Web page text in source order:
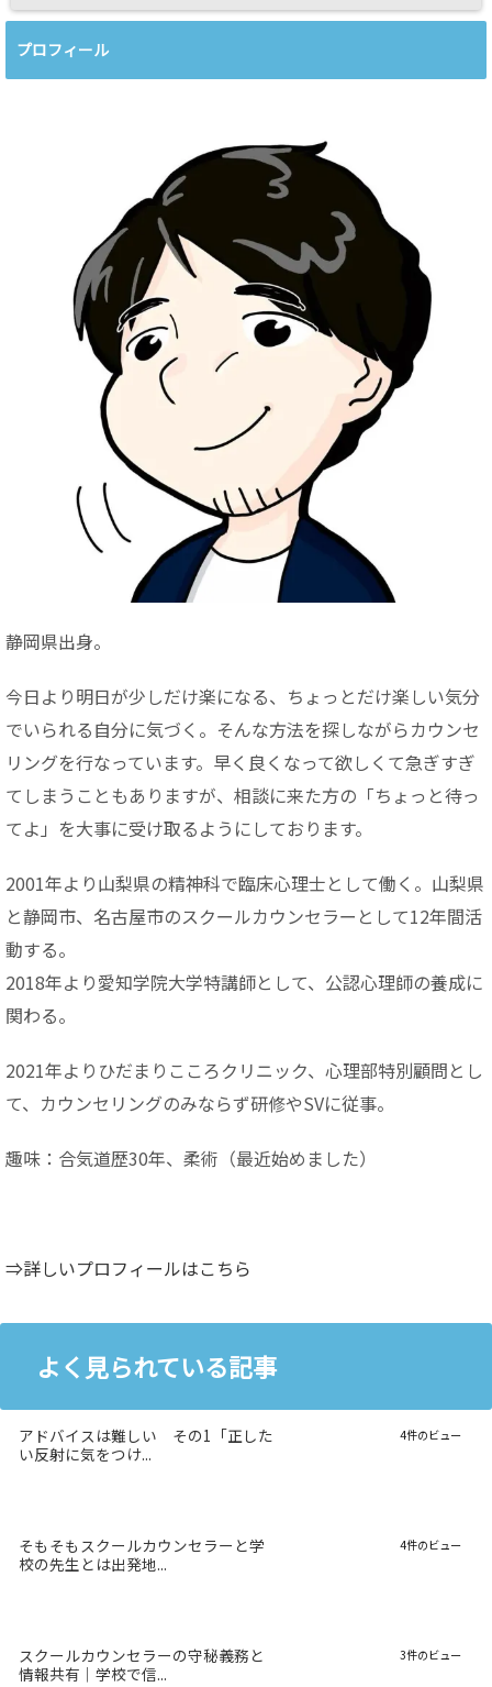
プロフィール
静岡県出身。
今日より明日が少しだけ楽になる、ちょっとだけ楽しい気分
でいられる自分に気づく。そんな方法を探しながらカウンセ
リングを行なっています。早く良くなって欲しくて急ぎすぎ
てしまうこともありますが、相談に来た方の「ちょっと待っ
てよ」を大事に受け取るようにしております。
2001年より山梨県の精神科で臨床心理士として働く。山梨県
と静岡市、名古屋市のスクールカウンセラーとして12年間活
動する。
2018年より愛知学院大学特講師として、公認心理師の養成に
関わる。
2021年よりひだまりこころクリニック、心理部特別顧問とし
て、カウンセリングのみならず研修やSVに従事。
趣味：合気道歴30年、柔術（最近始めました）
⇒詳しいプロフィールはこちら
よく見られている記事
アドバイスは難しい その1「正した
い反射に気をつけ...
4件のビュー
そもそもスクールカウンセラーと学
校の先生とは出発地...
4件のビュー
スクールカウンセラーの守秘義務と
情報共有｜学校で信...
3件のビュー